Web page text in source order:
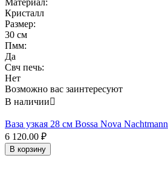
Материал:
Кристалл
Размер:
30 см
Пмм:
Да
Свч печь:
Нет
Возможно вас заинтересуют
В наличии
Ваза узкая 28 см Bossa Nova Nachtmann
6 120.00 ₽
В корзину